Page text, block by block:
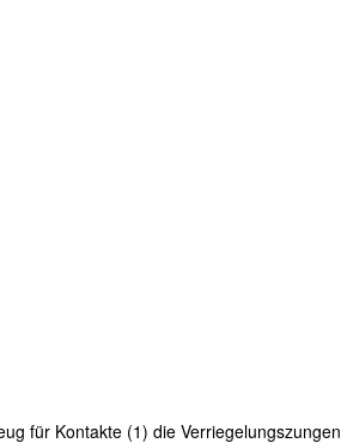
für Kontakte (1) die Verriegelungszungen